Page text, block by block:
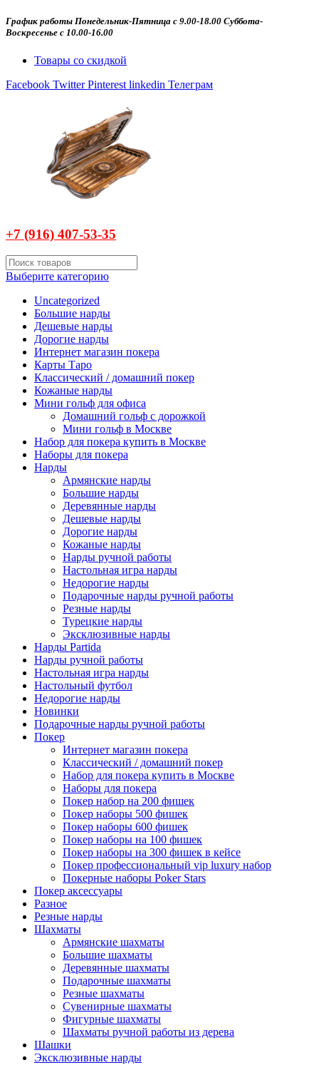
График работы Понедельник-Пятница с 9.00-18.00 Суббота-
Воскресенье с 10.00-16.00
Товары со скидкой
Facebook Twitter Pinterest linkedin Телеграм
+7 (916) 407-53-35
Выберите категорию
Uncategorized
Большие нарды
Дешевые нарды
Дорогие нарды
Интернет магазин покера
Карты Таро
Классический / домашний покер
Кожаные нарды
Мини гольф для офиса
Домашний гольф с дорожкой
Мини гольф в Москве
Набор для покера купить в Москве
Наборы для покера
Нарды
Армянские нарды
Большие нарды
Деревянные нарды
Дешевые нарды
Дорогие нарды
Кожаные нарды
Нарды ручной работы
Настольная игра нарды
Недорогие нарды
Подарочные нарды ручной работы
Резные нарды
Турецкие нарды
Эксклюзивные нарды
Нарды Partida
Нарды ручной работы
Настольная игра нарды
Настольный футбол
Недорогие нарды
Новинки
Подарочные нарды ручной работы
Покер
Интернет магазин покера
Классический / домашний покер
Набор для покера купить в Москве
Наборы для покера
Покер набор на 200 фишек
Покер наборы 500 фишек
Покер наборы 600 фишек
Покер наборы на 100 фишек
Покер наборы на 300 фишек в кейсе
Покер профессиональный vip luxury набор
Покерные наборы Poker Stars
Покер аксессуары
Разное
Резные нарды
Шахматы
Армянские шахматы
Большие шахматы
Деревянные шахматы
Подарочные шахматы
Резные шахматы
Сувенирные шахматы
Фигурные шахматы
Шахматы ручной работы из дерева
Шашки
Эксклюзивные нарды